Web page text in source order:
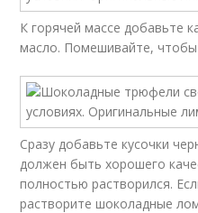
К горячей массе добавьте
масло. Помешивайте, чтобы
Сразу добавьте кусочки
должен быть хорошего
полностью растворился.
растворите шоколадные